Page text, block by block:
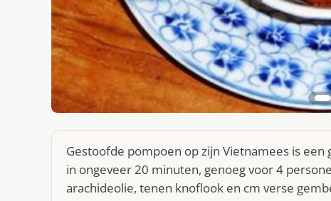
Gestoofde pompoen op zijn Vietnamees is
in ongeveer 20 minuten, genoeg voor 4
arachideolie, tenen knoflook en cm verse